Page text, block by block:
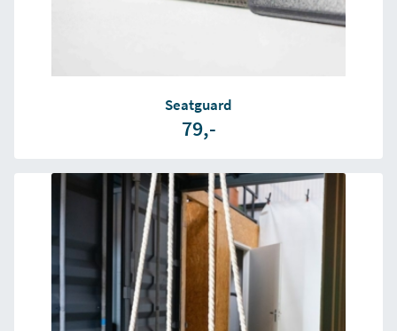
Seatguard
79,-